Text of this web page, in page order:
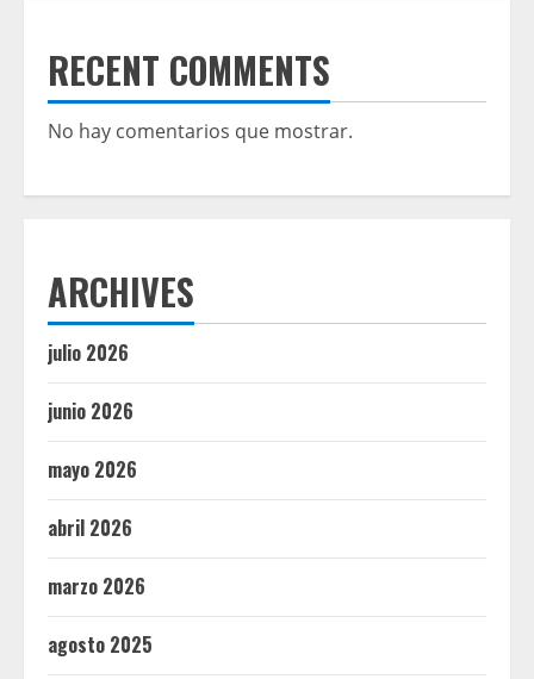
RECENT COMMENTS
No hay comentarios que mostrar.
ARCHIVES
julio 2026
junio 2026
mayo 2026
abril 2026
marzo 2026
agosto 2025